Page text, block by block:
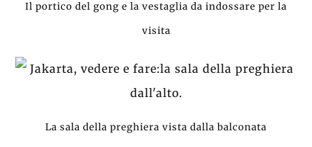
Il portico del gong e la vestaglia da indossare per la
visita
La sala della preghiera vista dalla balconata